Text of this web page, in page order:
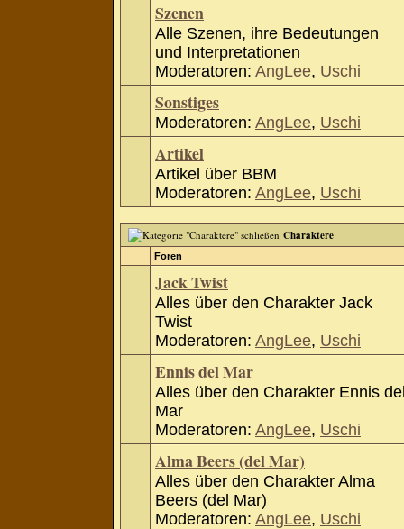
Szenen
Alle Szenen, ihre Bedeutungen
und Interpretationen
Moderatoren: AngLee, Uschi
Sonstiges
Moderatoren: AngLee, Uschi
Artikel
Artikel über BBM
Moderatoren: AngLee, Uschi
Charaktere
Foren
Jack Twist
Alles über den Charakter Jack
Twist
Moderatoren: AngLee, Uschi
Ennis del Mar
Alles über den Charakter Ennis
Mar
Moderatoren: AngLee, Uschi
Alma Beers (del Mar)
Alles über den Charakter Alma
Beers (del Mar)
Moderatoren: AngLee, Uschi